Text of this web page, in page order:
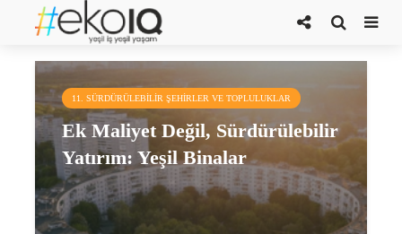
kentsel tasarım
11. SÜRDÜRÜLEBILIR ŞEHIRLER VE TOPLULUKLAR
Ek Maliyet Değil, Sürdürülebilir
Yatırım: Yeşil Binalar